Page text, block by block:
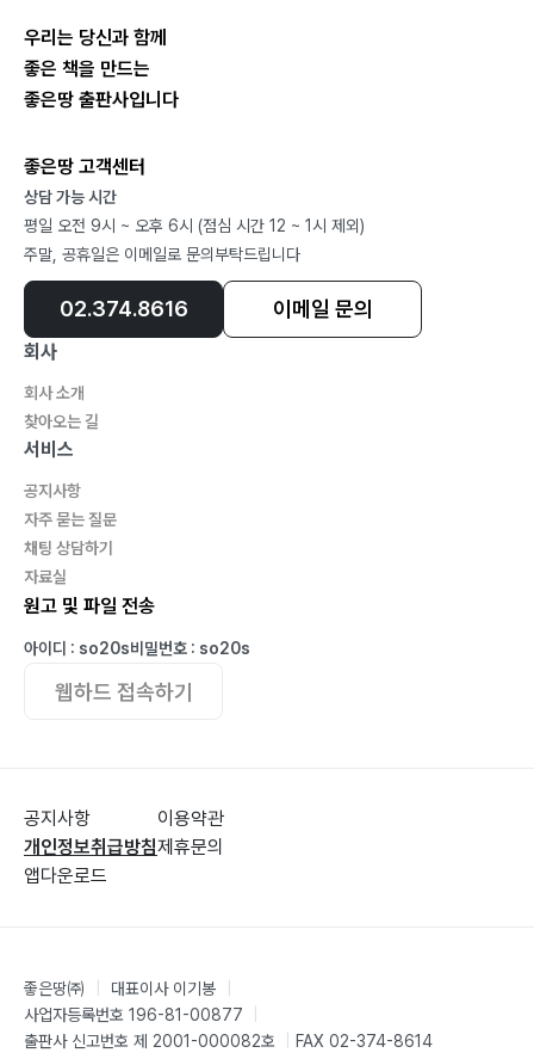
5. 비엔나커피, 크림과 커피의 완벽한 조화· 104
6. 아보카도 스무디, 신선한 과일의 부드러움· 106
7. 딸기 프라푸치노, 신선한 딸기의 달콤한 유혹· 107
109
9. 피스타치오 크림 라테, 고소한 피스타치오의 풍미· 110
10. 레모네이드, 클래식한 상쾌함의 결정판·112
6장. 고객의 참여를 높이는 이벤트
고객의 참여를 높이는 커피 테이스팅 이벤트· 116
커피 페어링, 완벽한 조합을 찾아내는 즐거움· 119
새로움을 추구하는 것은 때로 독이 될 수도 있다· 121
고객 만족을 높이는 비결, 서비스의 핵심을 파헤치다·
123
7장. 똑똑한 경영, 효율적인 카페 운영의 팁
운영 비용 절감과 수익 극대화의 팁· 137
위기를 기회로 극복한 순간들· 148
실전에서 얻은 교훈· 152
착한 경영, 로컬 커피 소싱과 공정 무역 실천하기· 163
우리는 당신과 함께
좋은 책을 만드는
좋은땅 출판사입니다
좋은땅 고객센터
상담 가능 시간
평일 오전 9시 ~ 오후 6시 (점심 시간 12 ~ 1시 제외)
주말, 공휴일은 이메일로 문의부탁드립니다
02.374.8616 이메일 문의
회사
회사 소개
찾아오는 길
서비스
공지사항
자주 묻는 질문
채팅 상담하기
자료실
원고 및 파일 전송
아이디 : so20s비밀번호 : so20s
웹하드 접속하기
공지사항
개인정보취급방침
앱다운로드
이용약관
제휴문의
좋은땅㈜ 대표이사 이기봉
사업자등록번호 196-81-00877
출판사 신고번호 제 2001-000082호
FAX 02-374-8614